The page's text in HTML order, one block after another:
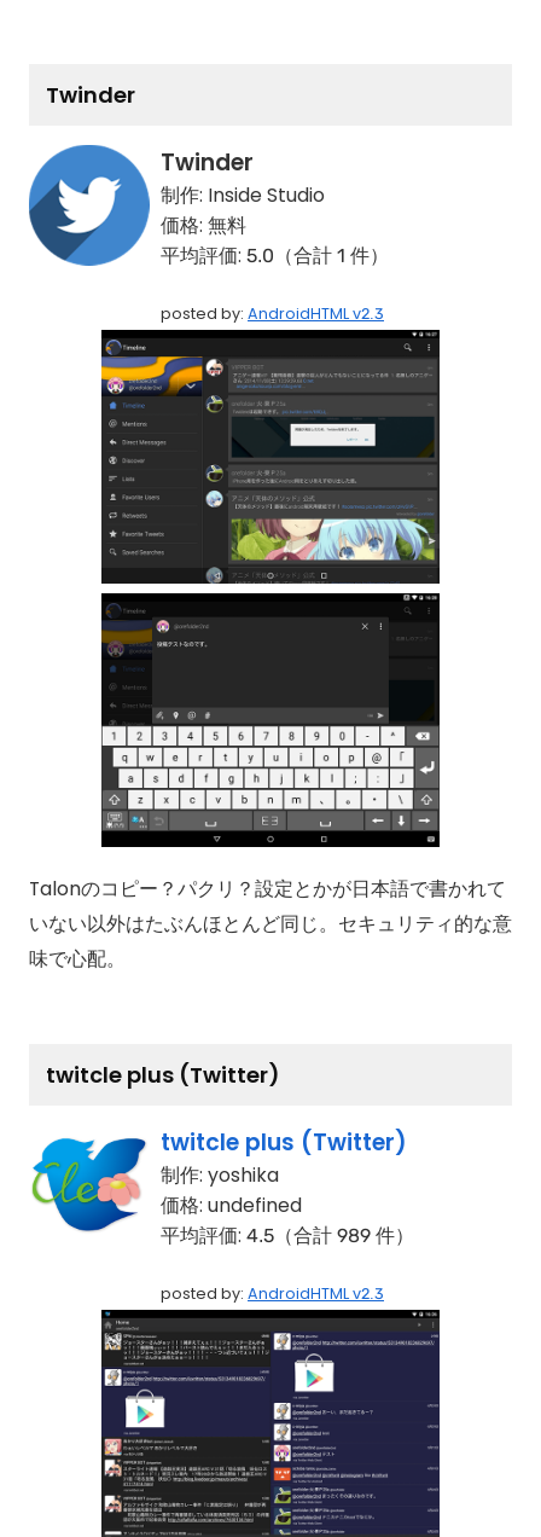
Twinder
Twinder
制作: Inside Studio
価格: 無料
平均評価: 5.0（合計 1 件）
posted by: AndroidHTML v2.3
Talonのコピー？パクリ？設定とかが日本語で書かれて
いない以外はたぶんほとんど同じ。セキュリティ的な意
味で心配。
twitcle plus (Twitter)
twitcle plus (Twitter)
制作: yoshika
価格: undefined
平均評価: 4.5（合計 989 件）
posted by: AndroidHTML v2.3